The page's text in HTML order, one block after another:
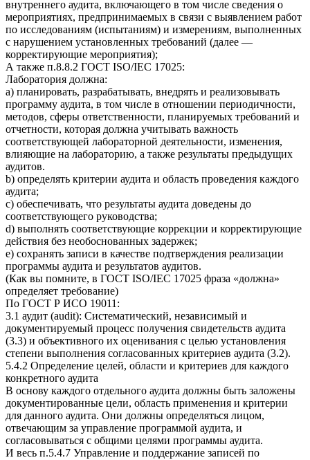
внутреннего аудита, включающего в том числе сведения о
мероприятиях, предпринимаемых в связи с выявлением работ
по исследованиям (испытаниям) и измерениям, выполненных
с нарушением установленных требований (далее —
корректирующие мероприятия);
А также п.8.8.2 ГОСТ ISO/IEC 17025:
Лаборатория должна:
a) планировать, разрабатывать, внедрять и реализовывать
программу аудита, в том числе в отношении периодичности,
методов, сферы ответственности, планируемых требований и
отчетности, которая должна учитывать важность
соответствующей лабораторной деятельности, изменения,
влияющие на лабораторию, а также результаты предыдущих
аудитов.
b) определять критерии аудита и область проведения каждого
аудита;
c) обеспечивать, что результаты аудита доведены до
соответствующего руководства;
d) выполнять соответствующие коррекции и корректирующие
действия без необоснованных задержек;
e) сохранять записи в качестве подтверждения реализации
программы аудита и результатов аудитов.
(Как вы помните, в ГОСТ ISO/IEC 17025 фраза «должна»
определяет требование)
По ГОСТ Р ИСО 19011:
3.1 аудит (audit): Систематический, независимый и
документируемый процесс получения свидетельств аудита
(3.3) и объективного их оценивания с целью установления
степени выполнения согласованных критериев аудита (3.2).
5.4.2 Определение целей, области и критериев для каждого
конкретного аудита
В основу каждого отдельного аудита должны быть заложены
документированные цели, область применения и критерии
для данного аудита. Они должны определяться лицом,
отвечающим за управление программой аудита, и
согласовываться с общими целями программы аудита.
И весь п.5.4.7 Управление и поддержание записей по